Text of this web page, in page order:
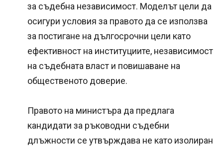
за съдебна независимост. Моделът цели да
осигури условия за правото да се използва
за постигане на дългосрочни цели като
ефективност на институциите, независимост
на съдебната власт и повишаване на
общественото доверие.
Правото на министъра да предлага
кандидати за ръководни съдебни
длъжности се утвърждава не като изолиран